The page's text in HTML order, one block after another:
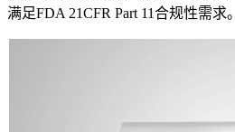
满足FDA 21CFR Part 11合规性需求。